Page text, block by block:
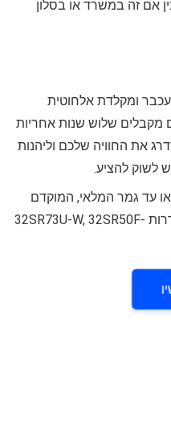
אם זה במשרד או בסלון
ומקלדת אלחוטית
שלוש שנות אחריות
את החוויה שלכם וליהנות
לשוק להציע.
ההצעה בתוקף עד ה-22.09.2025 או עד גמר המלאי, המוקדם
מביניהם. מינימום 100 יחידות לסדרות 32SR73U-W, 32SR50F-